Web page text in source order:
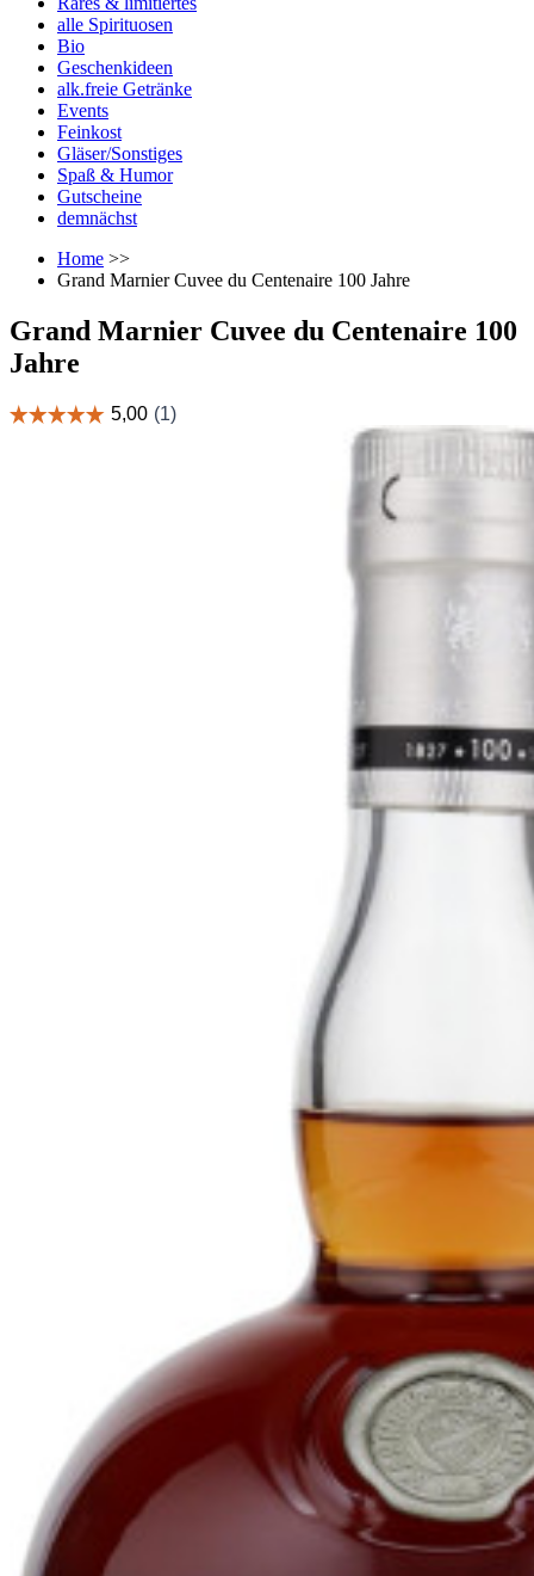
alle Spirituosen
Bio
Geschenkideen
alk.freie Getränke
Events
Feinkost
Gläser/Sonstiges
Spaß & Humor
Gutscheine
demnächst
Home >>
Grand Marnier Cuvee du Centenaire 100 Jahre
Grand Marnier Cuvee du Centenaire 100
Jahre